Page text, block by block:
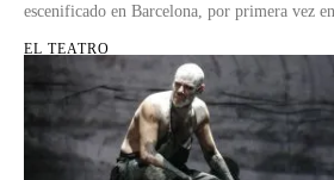
escenificado en Barcelona, por primera vez
EL TEATRO